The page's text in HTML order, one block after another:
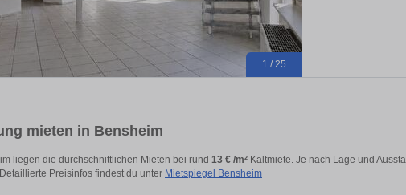
1 / 25
mieten in Bensheim
liegen die durchschnittlichen Mieten bei rund 13 € /m² Kaltmiete. Je nach Lage und
Preisinfos findest du unter Mietspiegel Bensheim